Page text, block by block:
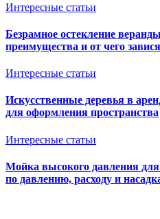
Интересные статьи
Безрамное остекление
преимущества и от чего
Интересные статьи
Искусственные деревья в
для оформления пространства
Интересные статьи
Мойка высокого давления
по давлению, расходу и